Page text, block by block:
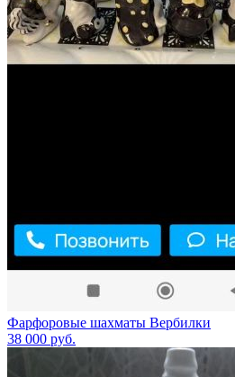
Фарфоровые шахматы Вербилки
38 000 руб.